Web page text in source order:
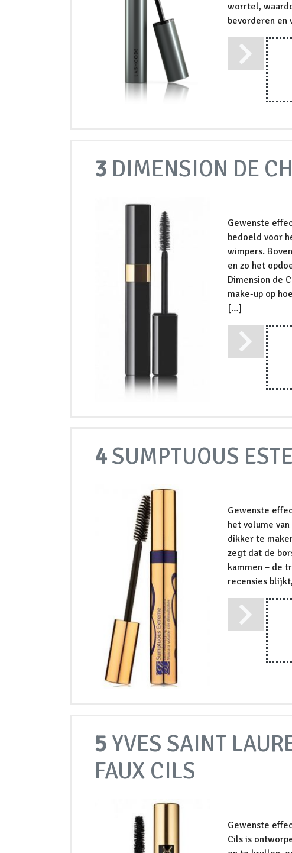
worrtel,
bevorderen
3 DIMENSION DE
Gewenste
bedoeld voor
wimpers.
en zo het
Dimension de
make-up op
[…]
4SUMPTUOUS
Gewenste
het volume
dikker te
zegt dat de
kammen – de
recensies
5 YVES SAINT
FAUX CILS
Gewenste
Cils is